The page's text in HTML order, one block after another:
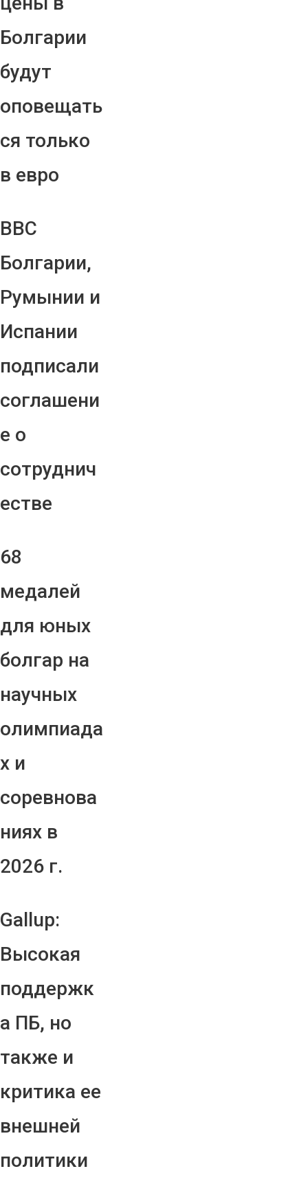
Болгарии
будут
оповещать
ся только
в евро
ВВС
Болгарии,
Румынии и
Испании
подписали
соглашени
е о
сотруднич
естве
68
медалей
для юных
болгар на
научных
олимпиада
х и
соревнова
ниях в
2026 г.
Gallup:
Высокая
поддержк
а ПБ, но
также и
критика ее
внешней
политики